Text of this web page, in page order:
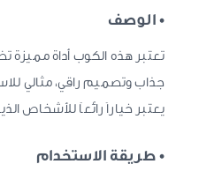
• الوصف
تعتبر هذه الكوب أداة مميزة
جذاب وتصميم راقي، مثالي
يعتبر خياراً رائعاً للأشخاص
• طريقة الاستخدام